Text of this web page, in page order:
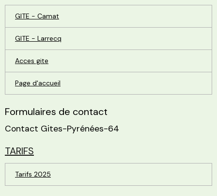
GITE - Camat
GITE - Larrecq
Acces gite
Page d'accueil
Formulaires de contact
Contact Gites-Pyrénées-64
TARIFS
Tarifs 2025